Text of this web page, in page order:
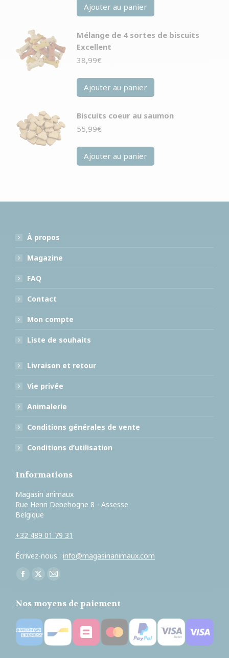
Ajouter au panier
Mélange de 4 sortes de biscuits
Excellent
38,99€
Ajouter au panier
Biscuits coeur au saumon
55,99€
Ajouter au panier
À propos
Magazine
FAQ
Contact
Mon compte
Liste de souhaits
Livraison et retour
Vie privée
Animalerie
Conditions générales de vente
Conditions d’utilisation
Informations
Magasin animaux
Rue Henri Debehogne 8 - Assesse
Belgique
+32 489 01 79 31
Écrivez-nous : info@magasinanimaux.com
Trouvez nous sur :
Facebook
opens
in
new
window
X
opens
in
new
window
E-
page
opens
in
new
Nos moyens de paiement